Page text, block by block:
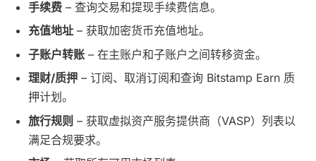
手续费 – 查询交易和提现手续费信息。
充值地址 – 获取加密货币充值地址。
子账户转账 – 在主账户和子账户之间转移资金。
理财/质押 – 订阅、取消订阅和查询 Bitstamp Earn 质
押计划。
旅行规则 – 获取虚拟资产服务提供商（VASP）列表以
满足合规要求。